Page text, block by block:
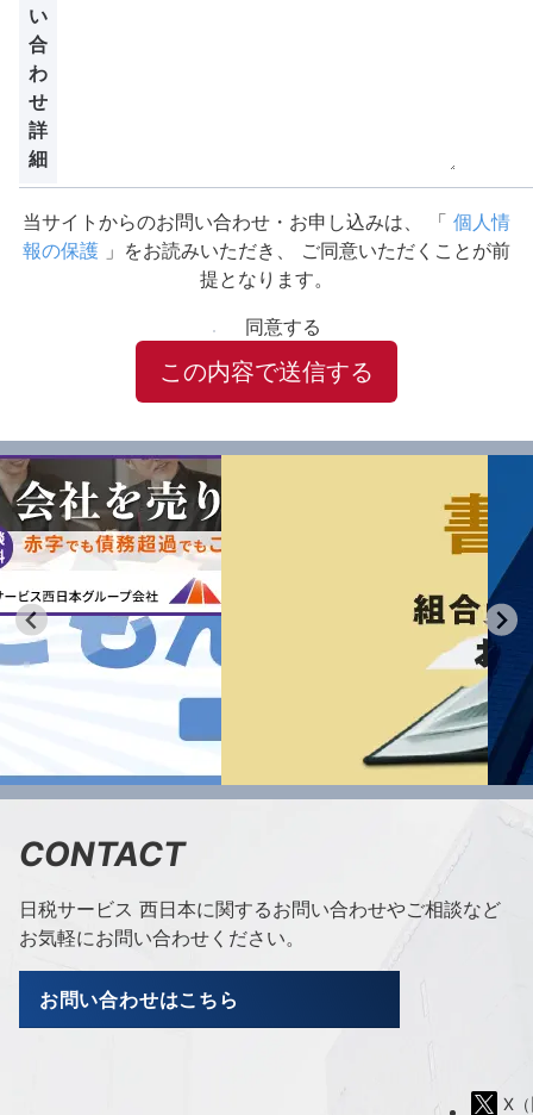
い
合
わ
せ
詳
細
当サイトからのお問い合わせ・お申し込みは、 「 個人情
報の保護 」をお読みいただき、
ご同意いただくことが前
提となります。
同意する
この内容で送信する
CONTACT
日税サービス 西日本に関するお問い合わせやご相談など
お気軽にお問い合わせください。
お問い合わせはこちら
X